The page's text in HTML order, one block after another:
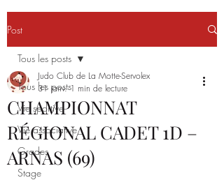
Post
Tous les posts
Vie sportive
Vie associative
Grades
Stage
Tous les posts
CHAMPIONNAT
RÉGIONAL CADET 1D –
ARNAS (69)
Judo Club de La Motte-Servolex
31 janv. 1 min de lecture